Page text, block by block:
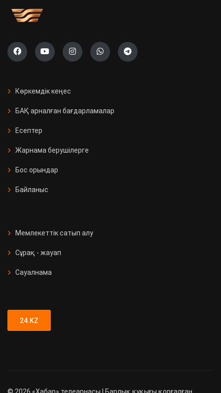
Көркемдік кеңес
БАҚ арналған бағдарламалар
Есептер
Жарнама берушілерге
Бос орындар
Байланыс
Мемлекеттік сатып алу
Сұрақ - жауап
Сауалнама
24.KZ